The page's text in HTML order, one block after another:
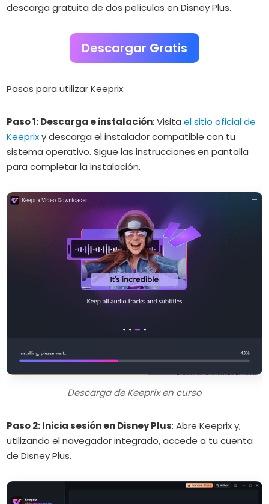
descarga gratuita de dos películas en Disney Plus.
Descargar Gratis
Pasos para utilizar Keeprix:
Paso 1: Descarga e instalación:Visitael sitio oficial de
Keeprixy descarga el instalador compatible con tu
sistema operativo. Sigue las instrucciones en pantalla
para completar la instalación.
Descarga de Keeprix en curso
Paso 2: Inicia sesión en Disney Plus:Abre Keeprix y,
utilizando el navegador integrado, accede a tu cuenta
de Disney Plus.